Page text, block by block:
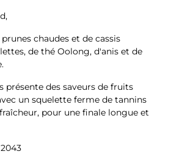
chaudes et de cassis
de thé Oolong, d'anis et de
présente des saveurs de fruits
un squelette ferme de tannins
pour une finale longue et